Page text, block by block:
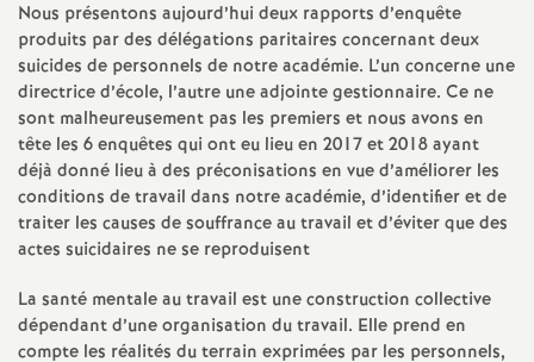
n
a
l
d
e
s
Nous présentons aujourd’hui deux rapports d’enquête
produits par des délégations paritaires concernant deux
suicides de personnels de notre académie. L’un concerne une
directrice d’école, l’autre une adjointe gestionnaire. Ce ne
sont malheureusement pas les premiers et nous avons en
tête les 6 enquêtes qui ont eu lieu en 2017 et 2018 ayant
déjà donné lieu à des préconisations en vue d’améliorer les
conditions de travail dans notre académie, d’identifier et de
traiter les causes de souffrance au travail et d’éviter que des
actes suicidaires ne se reproduisent
La santé mentale au travail est une construction collective
dépendant d’une organisation du travail. Elle prend en
compte les réalités du terrain exprimées par les personnels,